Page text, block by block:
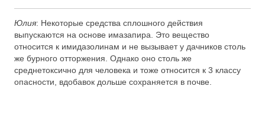
Юлия: Некоторые средства сплошного действия
выпускаются на основе имазапира. Это вещество
относится к имидазолинам и не вызывает у дачников столь
же бурного отторжения. Однако оно столь же
среднетоксично для человека и тоже относится к 3 классу
опасности, вдобавок дольше сохраняется в почве.